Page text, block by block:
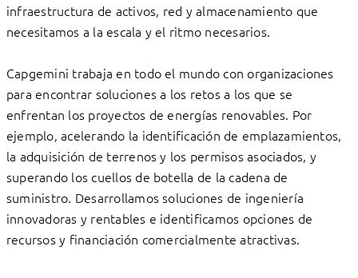
infraestructura de activos, red y almacenamiento que
necesitamos a la escala y el ritmo necesarios.
Capgemini trabaja en todo el mundo con organizaciones
para encontrar soluciones a los retos a los que se
enfrentan los proyectos de energías renovables. Por
ejemplo, acelerando la identificación de emplazamientos,
la adquisición de terrenos y los permisos asociados, y
superando los cuellos de botella de la cadena de
suministro. Desarrollamos soluciones de ingeniería
innovadoras y rentables e identificamos opciones de
recursos y financiación comercialmente atractivas.